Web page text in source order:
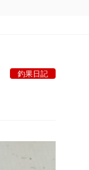
釣果日記